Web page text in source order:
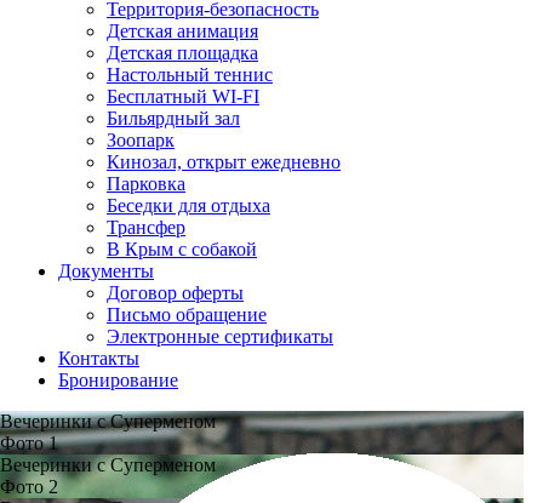
Территория-безопасность
Детская анимация
Детская площадка
Настольный теннис
Бесплатный WI-FI
Бильярдный зал
Зоопарк
Кинозал, открыт ежедневно
Парковка
Беседки для отдыха
Трансфер
В Крым с собакой
Документы
Договор оферты
Письмо обращение
Электронные сертификаты
Контакты
Бронирование
Вечеринки с Суперменом
Фото 1
Вечеринки с Суперменом
Фото 2